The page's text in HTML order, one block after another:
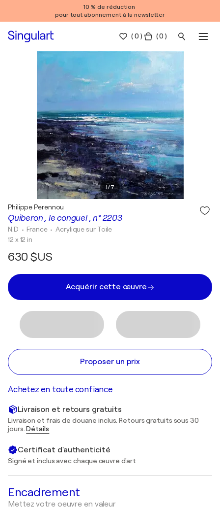
10 % de réduction
pour tout abonnement à la newsletter
(0 ) ( 0 )
1/7
Quiberon , le conguel , n° 2203
Philippe Perennou
N.D • France •Acrylique sur Toile
12 x 12 in
630 $US
Acquérir cette œuvre
Proposer un prix
Achetez en toute confiance
Livraison et retours gratuits
Livraison et frais de douane inclus. Retours gratuits sous 30
jours.Détails
Certificat d'authenticité
Signé et inclus avec chaque œuvre d'art
Encadrement
Mettez votre oeuvre en valeur